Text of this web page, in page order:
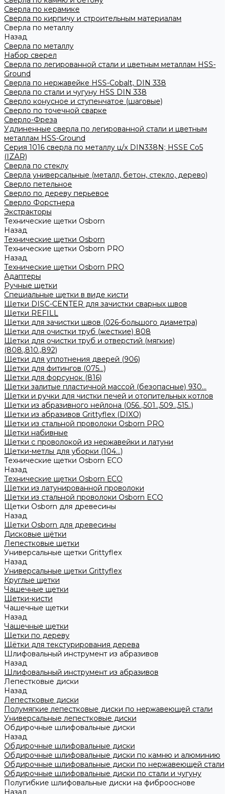
Сверла по керамике
Сверла по кирпичу и строительным материалам
Сверла по металлу
Назад
Сверла по металлу
Набор сверел
Сверла по легированной стали и цветным металлам HSS-
Ground
Сверла по нержавейке HSS-Cobalt, DIN 338
Сверла по стали и чугуну HSS DIN 338
Сверло конусное и ступенчатое (шаговые)
Сверло по точечной сварке
Сверло-Фреза
Удлиненные сверла по легированной стали и цветным
металлам HSS-Ground
Серия 1016 сверла по металлу ц/х DIN338N; HSSЕ Со5
(IZAR)
Сверла по стеклу
Сверла универсальные (металл, бетон, стекло, дерево)
Сверло петельное
Сверло по дереву перьевое
Сверло Форстнера
Экстракторы
Технические щетки Osborn
Назад
Технические щетки Osborn
Технические щетки Osborn PRO
Назад
Технические щетки Osborn PRO
Адаптеры
Ручные щетки
Специальные щетки в виде кисти
Щетки DISC-CENTER для зачистки сварных швов
Щетки REFILL
Щетки для зачистки швов (026-большого диаметра)
Щетки для очистки труб (жесткие) 808
Щетки для очистки труб и отверстий (мягкие)
(808.,810.,892)
Щетки для уплотнения дверей (906)
Щетки для фитингов (075...)
Щетки для форсунок (816)
Щетки залитые пластичной массой (безопасные) 930...
Щетки и ручки для чистки печей и отопительных котлов
Щетки из абразивного нейлона (056..,501..,509..,515..)
Щетки из абразивов Grittyflex (DIXO)
Щетки из стальной проволоки Osborn PRO
Щетки набивные
Щетки с проволокой из нержавейки и латуни
Щетки-метлы для уборки (104...)
Технические щетки Osborn ЕСО
Назад
Технические щетки Osborn ЕСО
Щетки из латунированной проволоки
Щетки из стальной проволоки Osborn ECO
Щетки Osborn для древесины
Назад
Щетки Osborn для древесины
Дисковые щётки
Лепестковые щетки
Универсальные щетки Grittyflex
Назад
Универсальные щетки Grittyflex
Круглые щетки
Чашечные щетки
Щетки-кисти
Чашечные щетки
Назад
Чашечные щетки
Щетки по дереву
Щётки для текстурирования дерева
Шлифовальный инструмент из абразивов
Назад
Шлифовальный инструмент из абразивов
Лепестковые диски
Назад
Лепестковые диски
Полумягкие лепестковые диски по нержавеющей стали
Универсальные лепестковые диски
Обдирочные шлифовальные диски
Назад
Обдирочные шлифовальные диски
Обдирочные шлифовальные диски по камню и алюминию
Обдирочные шлифовальные диски по нержавеющей стали
Обдирочные шлифовальные диски по стали и чугуну
Полугибкие шлифовальные диски на фиброоснове
Назад